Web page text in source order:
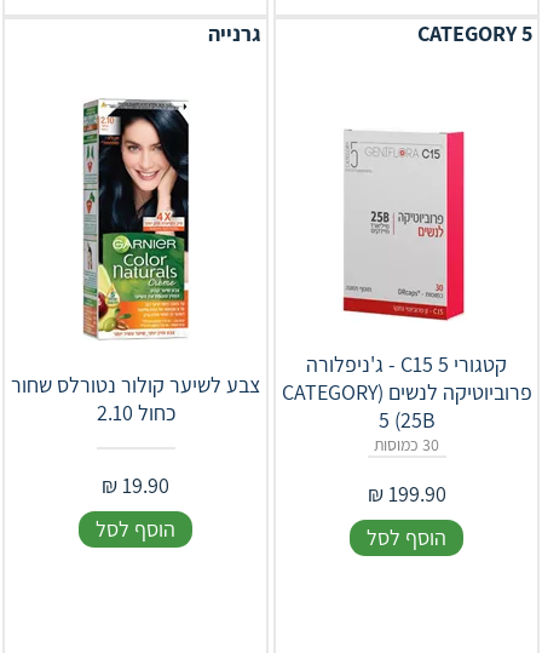
CATEGORY 5
‎קטגורי 5 C15 - ג'ניפלורה
פרוביוטיקה לנשים (CATEGORY
5 (25B
30 כמוסות
199.90
₪
הוסף לסל
גרנייה
צבע לשיער קולור נטורלס שחור
כחול 2.10
19.90
₪
הוסף לסל